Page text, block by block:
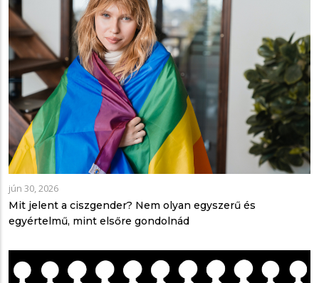
jún 30, 2026
Mit jelent a ciszgender? Nem olyan egyszerű és
egyértelmű, mint elsőre gondolnád